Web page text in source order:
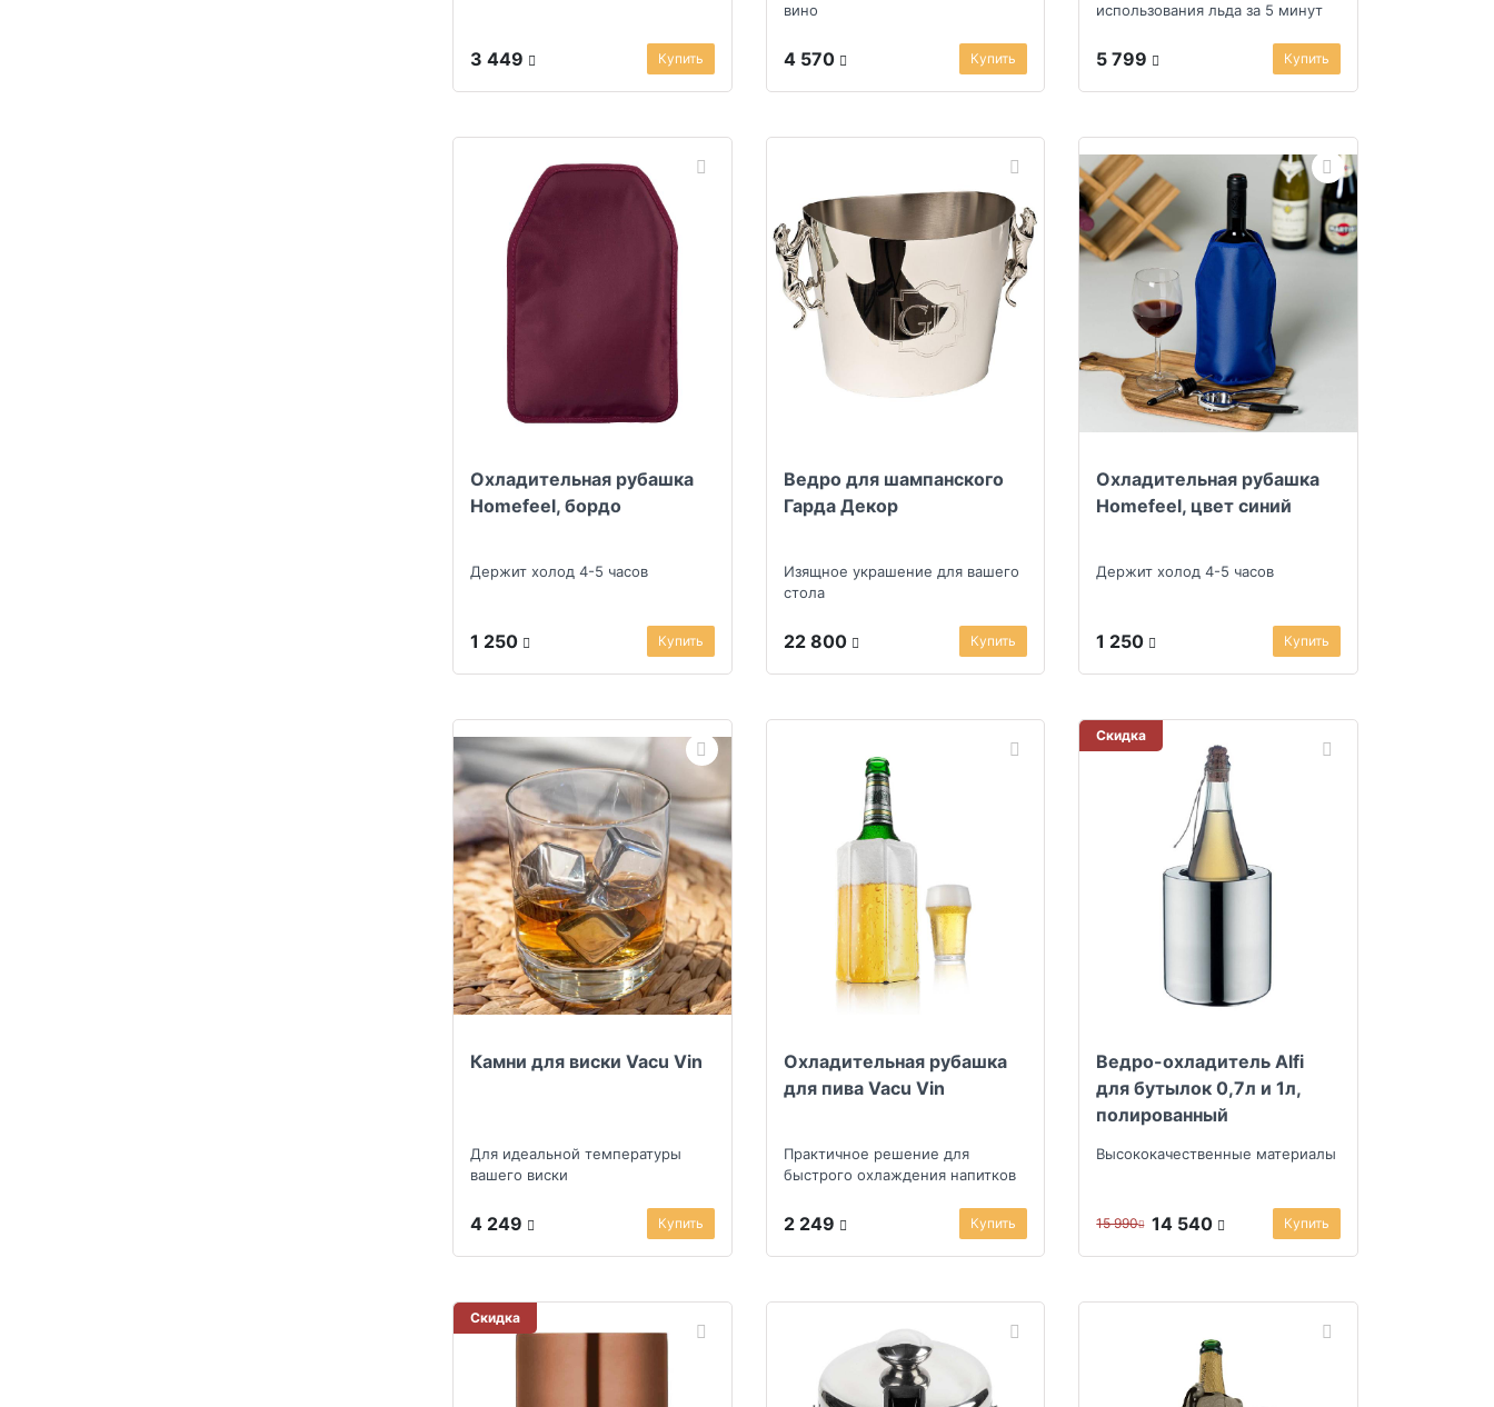
3 449 Купить
вино
4 570 Купить
использования льда за 5 минут
5 799 Купить
Охладительная рубашка
Homefeel, бордо
Держит холод 4-5 часов
1 250 Купить
Ведро для шампанского
Гарда Декор
Изящное украшение для вашего
стола
22 800 Купить
Охладительная рубашка
Homefeel, цвет синий
Держит холод 4-5 часов
1 250 Купить
Камни для виски Vacu Vin
Для идеальной температуры
вашего виски
4 249 Купить
Охладительная рубашка
для пива Vacu Vin
Практичное решение для
быстрого охлаждения напитков
2 249 Купить
Скидка
Ведро-охладитель Alfi
для бутылок 0,7л и 1л,
полированный
Высококачественные материалы
15 990 14 540 Купить
Скидка